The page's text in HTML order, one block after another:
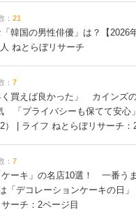
： 21
韓国の男性俳優」は？【2026
ねとらぼリサーチ
： 7
く買えば良かった」 カインズ
「プライバシーも保てて安心
） | ライフ ねとらぼリサーチ：
： 7
ーキ」の名店10選！ 一番う
は「デコレーションケーキの日
ーチ：2ページ目